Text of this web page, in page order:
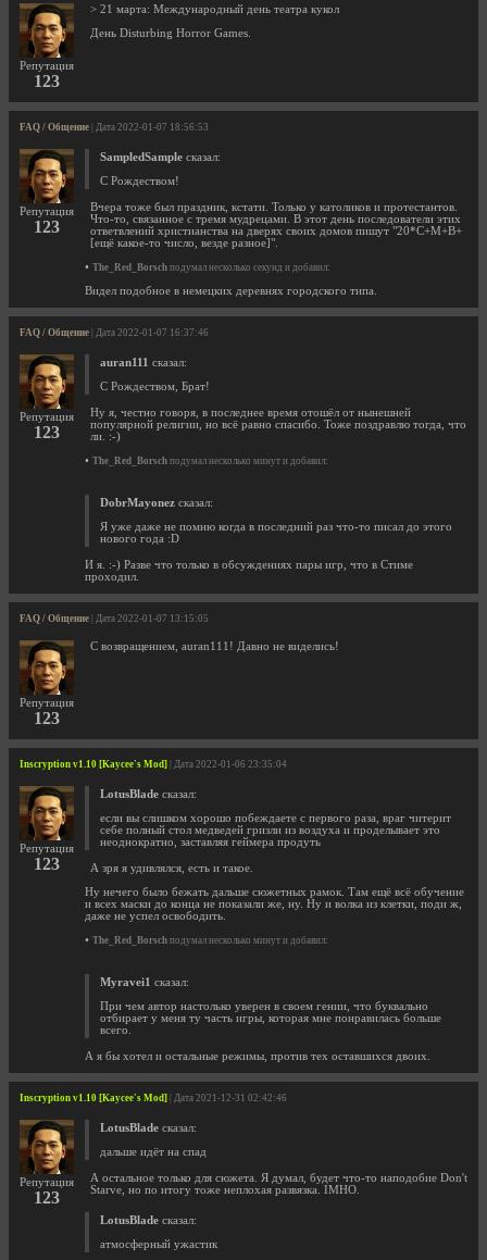
Репутация
123
> 21 марта: Международный день театра кукол
День Disturbing Horror Games.
FAQ / Общение | Дата 2022-01-07 18:56:53
Репутация
123
SampledSample сказал:
C Рождеством!
Вчера тоже был праздник, кстати. Только у католиков и протестантов.
Что-то, связанное с тремя мудрецами. В этот день последователи этих
ответвлений христианства на дверях своих домов пишут "20*C+M+B+
[ещё какое-то число, везде разное]".
• The_Red_Borsch подумал несколько секунд и добавил:
Видел подобное в немецких деревнях городского типа.
FAQ / Общение | Дата 2022-01-07 16:37:46
Репутация
123
auran111 сказал:
С Рождеством, Брат!
Ну я, честно говоря, в последнее время отошёл от нынешней
популярной религии, но всё равно спасибо. Тоже поздравлю тогда, что
ли. :-)
• The_Red_Borsch подумал несколько минут и добавил:
DobrMayonez сказал:
Я уже даже не помню когда в последний раз что-то писал до этого
нового года :D
И я. :-) Разве что только в обсуждениях пары игр, что в Стиме
проходил.
FAQ / Общение | Дата 2022-01-07 13:15:05
Репутация
123
С возвращением, auran111! Давно не виделись!
Inscryption v1.10 [Kaycee's Mod] | Дата 2022-01-06 23:35:04
Репутация
123
LotusBlade сказал:
если вы слишком хорошо побеждаете с первого раза, враг читерит
себе полный стол медведей гризли из воздуха и проделывает это
неоднократно, заставляя геймера продуть
А зря я удивлялся, есть и такое.
Ну нечего было бежать дальше сюжетных рамок. Там ещё всё обучение
и всех маски до конца не показали же, ну. Ну и волка из клетки, поди ж,
даже не успел освободить.
• The_Red_Borsch подумал несколько минут и добавил:
Myravei1 сказал:
При чем автор настолько уверен в своем гении, что буквально
отбирает у меня ту часть игры, которая мне понравилась больше
всего.
А я бы хотел и остальные режимы, против тех оставшихся двоих.
Inscryption v1.10 [Kaycee's Mod] | Дата 2021-12-31 02:42:46
Репутация
123
LotusBlade сказал:
дальше идёт на спад
А остальное только для сюжета. Я думал, будет что-то наподобие Don't
Starve, но по итогу тоже неплохая развязка. IMHO.
LotusBlade сказал:
атмосферный ужастик